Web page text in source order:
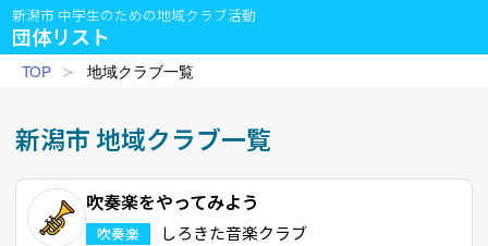
新潟市 中学生のための地域クラブ活動
団体リスト
TOP 地域クラブ一覧
新潟市 地域クラブ一覧
吹奏楽をやってみよう
吹奏楽 しろきた音楽クラブ